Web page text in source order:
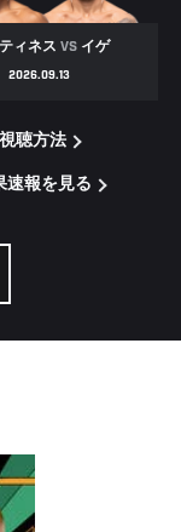
ィネス VSイゲ
2026.09.13
視聴方法
速報を見る